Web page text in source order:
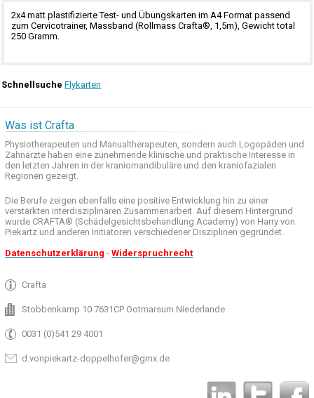
2x4 matt plastifizierte Test- und Übungskarten im A4 Format passend
zum Cervicotrainer, Massband (Rollmass Crafta®, 1,5m), Gewicht total
250 Gramm.
Schnellsuche Flykarten
Was ist Crafta
Physiotherapeuten und Manualtherapeuten, sondern auch Logopäden und
Zahnärzte haben eine zunehmende klinische und praktische Interesse in
den letzten Jahren in der kraniomandibuläre und den kraniofazialen
Regionen gezeigt.
Die Berufe zeigen ebenfalls eine positive Entwicklung hin zu einer
verstärkten interdisziplinären Zusammenarbeit. Auf diesem Hintergrund
wurde CRAFTA® (Schädelgesichtsbehandlung Academy) von Harry von
Piekartz und anderen Initiatoren verschiedener Disziplinen gegründet.
Datenschutzerklärung -Widerspruchrecht
Crafta
Stobbenkamp 10 7631CP Ootmarsum Niederlande
0031 (0)541 29 4001
d.vonpiekartz-doppelhofer@gmx.de